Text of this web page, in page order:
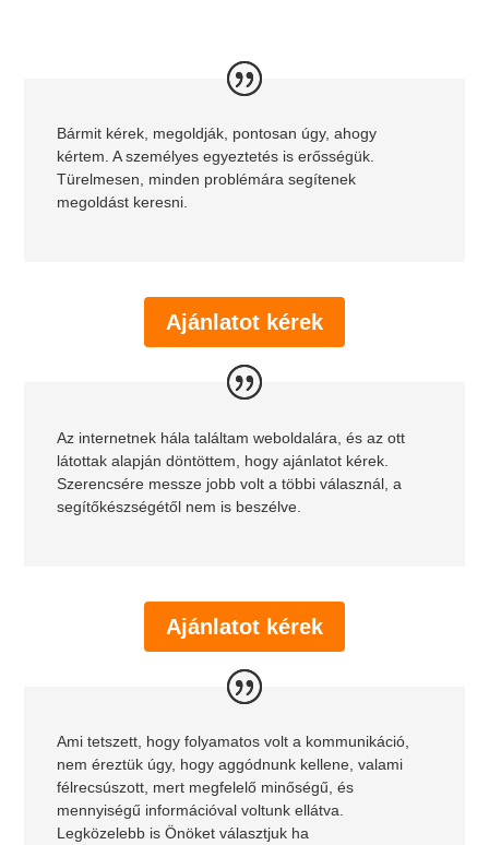
Bármit kérek, megoldják, pontosan úgy, ahogy
kértem. A személyes egyeztetés is erősségük.
Türelmesen, minden problémára segítenek
megoldást keresni.
Ajánlatot kérek
Az internetnek hála találtam weboldalára, és az ott
látottak alapján döntöttem, hogy ajánlatot kérek.
Szerencsére messze jobb volt a többi válasznál, a
segítőkészségétől nem is beszélve.
Ajánlatot kérek
Ami tetszett, hogy folyamatos volt a kommunikáció,
nem éreztük úgy, hogy aggódnunk kellene, valami
félrecsúszott, mert megfelelő minőségű, és
mennyiségű információval voltunk ellátva.
Legközelebb is Önöket választjuk ha